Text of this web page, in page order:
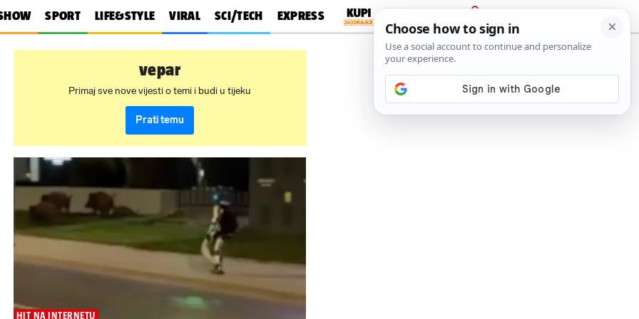
SPORT LIFE&STYLE VIRAL SCI/TECH EXPRESS
PRIJAVA
vepar
Primaj sve nove vijesti o temi i budi u tijeku
Prati temu
HIT NA INTERNETU